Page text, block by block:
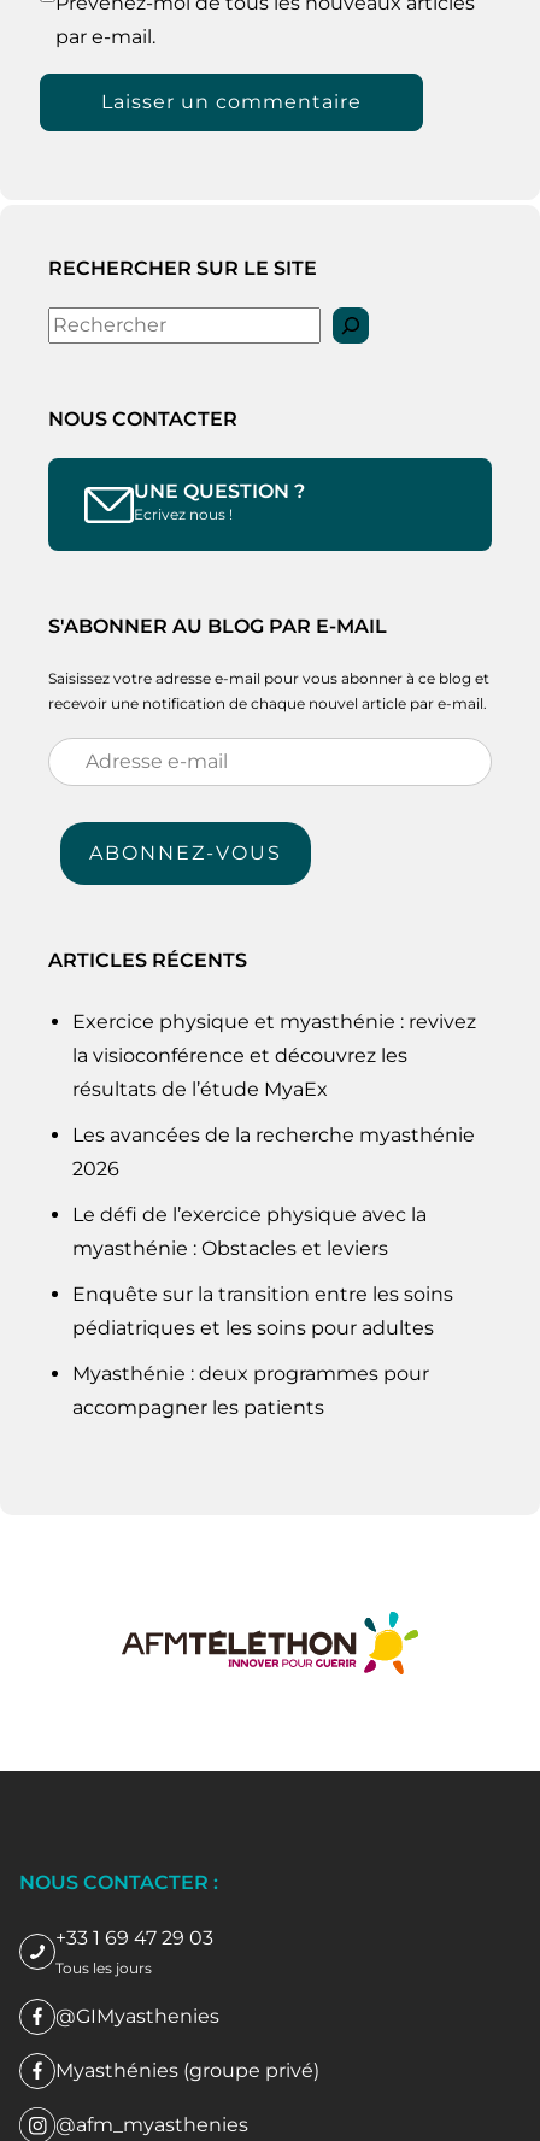
par e-mail.
RECHERCHER SUR LE SITE
Rechercher
NOUS CONTACTER
UNE QUESTION ?
Ecrivez nous !
S'ABONNER AU BLOG PAR E-MAIL
Saisissez votre adresse e-mail pour vous abonner à ce blog et
recevoir une notification de chaque nouvel article par e-mail.
Adresse
e-
mail
ABONNEZ-VOUS
ARTICLES RÉCENTS
Exercice physique et myasthénie : revivez
la visioconférence et découvrez les
résultats de l’étude MyaEx
Les avancées de la recherche myasthénie
2026
Le défi de l’exercice physique avec la
myasthénie : Obstacles et leviers
Enquête sur la transition entre les soins
pédiatriques et les soins pour adultes
Myasthénie : deux programmes pour
accompagner les patients
NOUS CONTACTER :
+33 1 69 47 29 03
Tous les jours
@GIMyasthenies
Myasthénies (groupe privé)
@afm_myasthenies